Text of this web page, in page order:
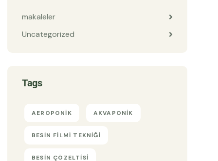
makaleler
Uncategorized
Tags
AEROPONIK AKVAPONIK
BESIN FILMI TEKNIĞI
BESIN ÇÖZELTISI